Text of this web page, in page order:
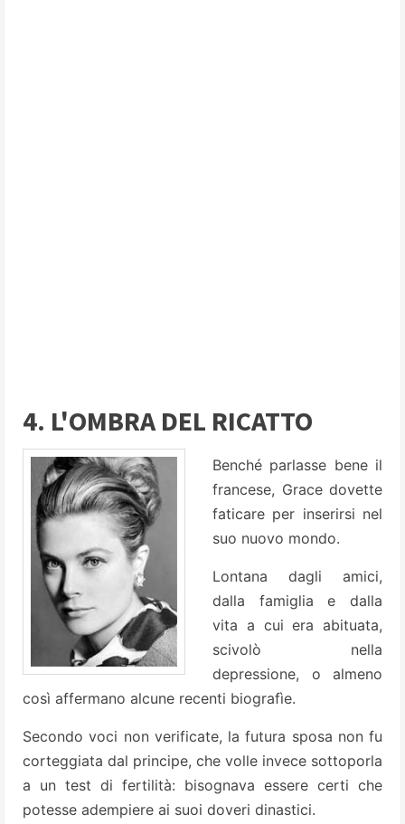
4. L'OMBRA DEL RICATTO
Benché parlasse bene il
francese, Grace dovette
faticare per inserirsi nel
suo nuovo mondo.
Lontana dagli amici,
dalla famiglia e dalla
vita a cui era abituata,
scivolò nella
depressione, o almeno
così affermano alcune recenti biografìe.
Secondo voci non verificate, la futura sposa non fu
corteggiata dal principe, che volle invece sottoporla
a un test di fertilità: bisognava essere certi che
potesse adempiere ai suoi doveri dinastici.